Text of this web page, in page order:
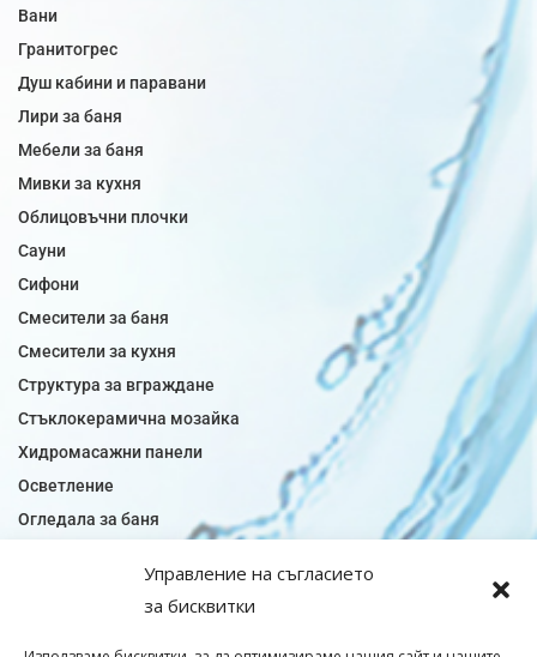
Управление на съгласието
за бисквитки
Вани
Гранитогрес
Душ кабини и паравани
Лири за баня
Мебели за баня
Мивки за кухня
Облицовъчни плочки
Сауни
Сифони
Смесители за баня
Смесители за кухня
Структура за вграждане
Стъклокерамична мозайка
Хидромасажни панели
Осветление
Огледала за баня
Плочки за кухня
Подови лентова сифони